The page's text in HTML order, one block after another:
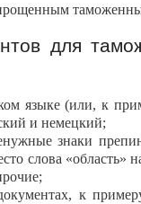
для
языке (или, к
и немецкий;
знаки
слова «область»
к